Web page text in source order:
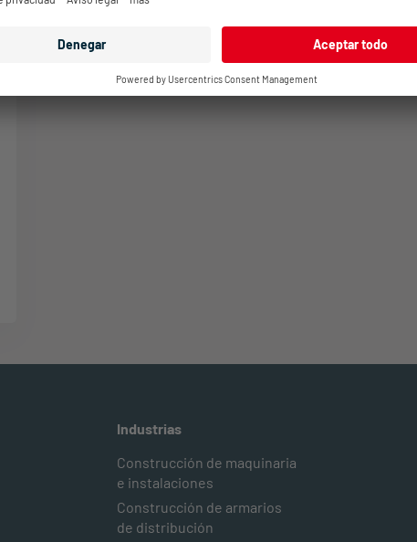
Industrias
Construcción de maquinaria
e instalaciones
Construcción de armarios
de distribución